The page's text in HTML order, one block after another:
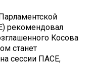
рекомендовал
Косова
станет
сессии ПАСЕ,